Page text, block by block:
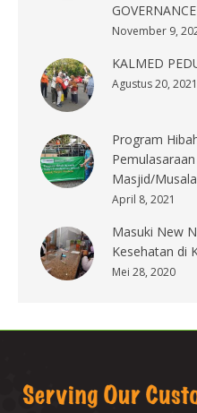
November 9,
KALMED
Agustus 20, 2021
Program
Masjid/Musala
April 8, 2021
Masuki New
Kesehatan di
Mei 28, 2020